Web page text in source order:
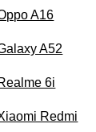
A16
A52
6i
Redmi